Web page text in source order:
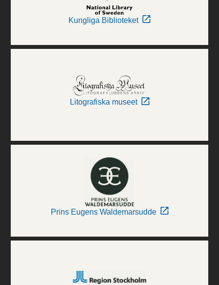
Kungliga Biblioteket
Litografiska museet
Prins Eugens Waldemarsudde